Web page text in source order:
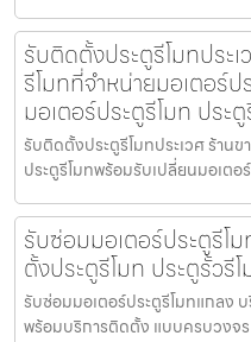
รับติดตั้งประตูรีโมทประ
รีโมทที่จำหน่ายมอเตอร์
มอเตอร์ประตูรีโมท ประ
รับติดตั้งประตูรีโมทประเวศ ร้าน
ประตูรีโมทพร้อมรับเปลี่ยนมอเตอ
รับซ่อมมอเตอร์ประตูรีโ
ตั้งประตูรีโมท ประตูรั้วรี
รับซ่อมมอเตอร์ประตูรีโมทแกลง บ
พร้อมบริการติดตั้ง แบบครบวงจ